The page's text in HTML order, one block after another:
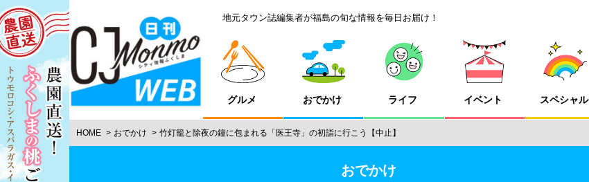
地元タウン誌編集者が福島の旬な情報を毎日お届け！
グルメ おでかけ ライフ イベント スペシャル
HOME おでかけ 竹灯籠と除夜の鐘に包まれる「医王寺」の初詣に行こう【中止】
おでかけ